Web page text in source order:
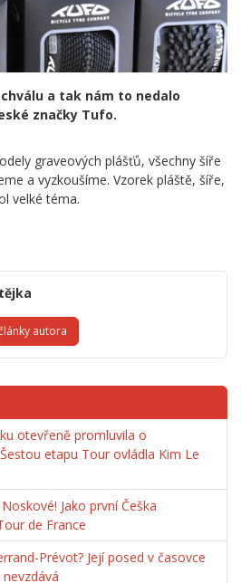
a tak nám to nedalo
značky Tufo.
graveových plášťů, všechny šíře
a vyzkoušíme. Vzorek pláště, šíře,
velké téma.
autora
otevřeně promluvila o
etapu Tour ovládla Kim Le
Jako první Češka
de France
Prévot? Její posed v časovce